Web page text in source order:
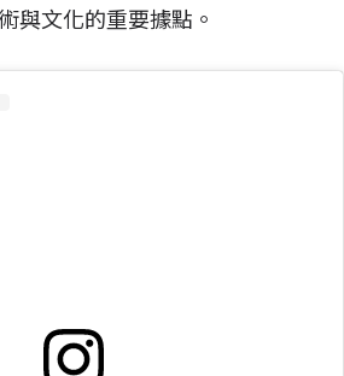
與文化的重要據點。